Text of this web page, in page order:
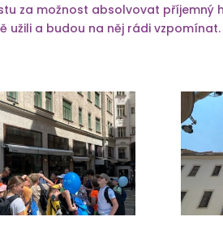
za možnost absolvovat
užili a budou na něj rádi vzpomínat.